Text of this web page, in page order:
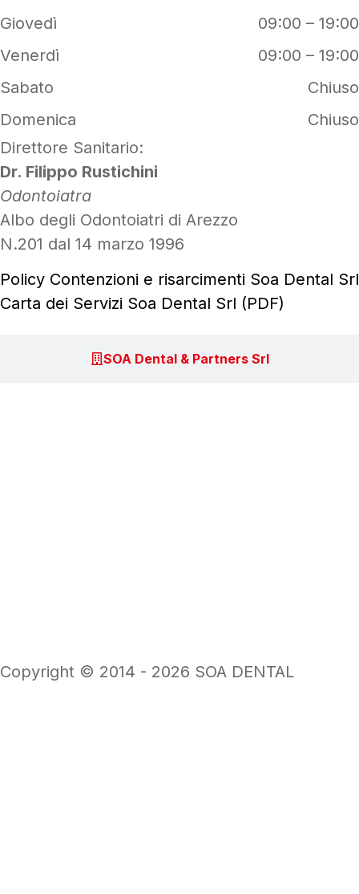
SOA Dental & Partners Srl
Giovedì
09:00 – 19:00
Venerdì
09:00 – 19:00
Sabato
Chiuso
Domenica
Chiuso
Direttore Sanitario:
Dr. Filippo Rustichini
Odontoiatra
Albo degli Odontoiatri di Arezzo
N.201 dal 14 marzo 1996
Policy Contenzioni e risarcimenti Soa Dental Srl
Carta dei Servizi Soa Dental Srl (PDF)
Copyright © 2014 - 2026 SOA DENTAL